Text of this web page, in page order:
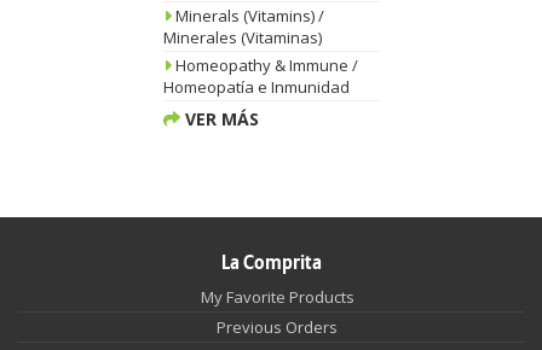
Minerals (Vitamins) /
Minerales (Vitaminas)
Homeopathy & Immune /
Homeopatía e Inmunidad
VER MÁS
La Comprita
My Favorite Products
Previous Orders